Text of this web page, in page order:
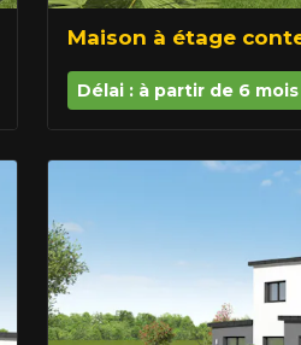
Maison à étage
Délai : à partir de 6 mois